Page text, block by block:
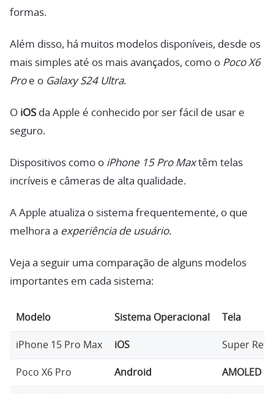
formas.
Além disso, há muitos modelos disponíveis, desde os
mais simples até os mais avançados, como o Poco X6
Proe o Galaxy S24 Ultra.
O iOSda Apple é conhecido por ser fácil de usar e
seguro.
Dispositivos como o iPhone 15 Pro Maxtêm telas
incríveis e câmeras de alta qualidade.
A Apple atualiza o sistema frequentemente, o que
melhora a experiência de usuário.
Veja a seguir uma comparação de alguns modelos
importantes em cada sistema:
Modelo Sistema Operacional Tela
iPhone 15 Pro Max iOS Super
Poco X6 Pro Android AMOLED